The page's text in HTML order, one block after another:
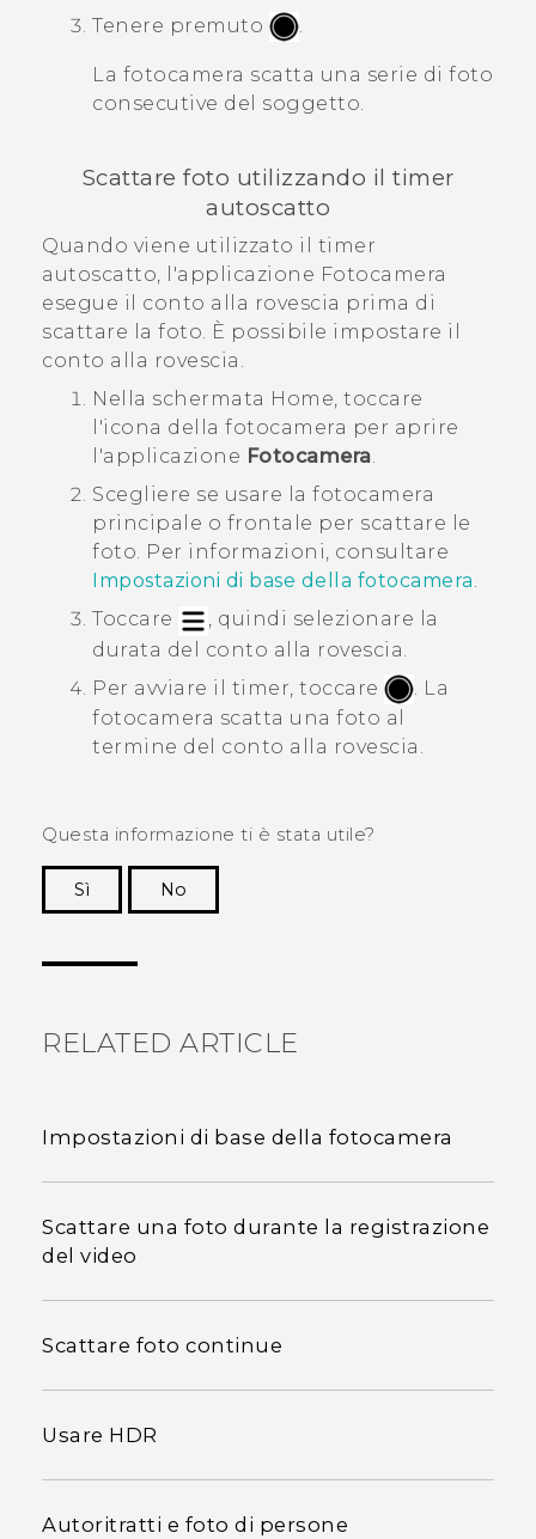
Tenere premuto .
La fotocamera scatta una serie di foto
consecutive del soggetto.
Scattare foto utilizzando il timer
autoscatto
Quando viene utilizzato il timer
autoscatto, l'applicazione Fotocamera
esegue il conto alla rovescia prima di
scattare la foto. È possibile impostare il
conto alla rovescia.
Nella schermata Home, toccare
l'icona della fotocamera per aprire
l'applicazione Fotocamera.
Scegliere se usare la fotocamera
principale o frontale per scattare le
foto. Per informazioni, consultare
Impostazioni di base della fotocamera.
Toccare
, quindi selezionare la
durata del conto alla rovescia.
Per avviare il timer, toccare
La
fotocamera scatta una foto al
termine del conto alla rovescia.
Questa informazione ti è stata utile?
Sì
No
RELATED ARTICLE
Impostazioni di base della fotocamera
Scattare una foto durante la registrazione
del video
Scattare foto continue
Usare HDR
Autoritratti e foto di persone